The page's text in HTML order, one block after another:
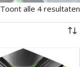
Toont alle 4 resultaten